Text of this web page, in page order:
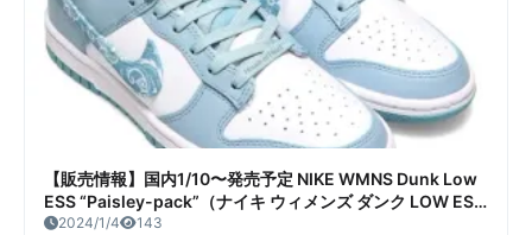
【販売情報】国内1/10〜発売予定 NIKE WMNS Dunk Low
ESS “Paisley-pack”（ナイキ ウィメンズ ダンク LOW ESS
“ペイズリー パック”） 販売/定価/店舗まとめ
2024/1/4 143